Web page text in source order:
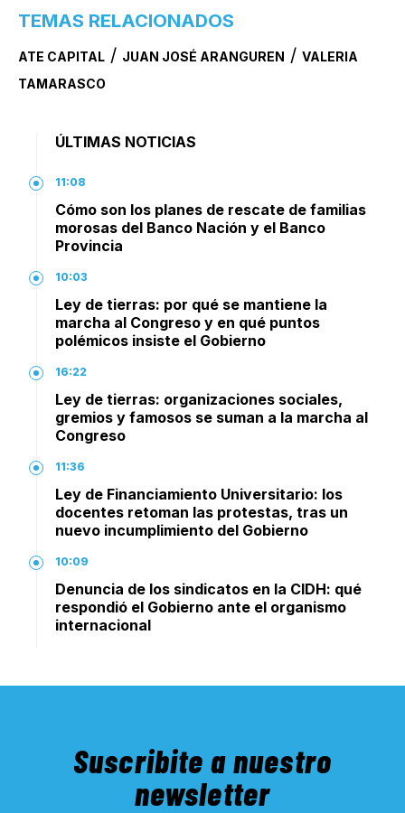
TEMAS RELACIONADOS
ATE CAPITAL / JUAN JOSÉ ARANGUREN / VALERIA
TAMARASCO
ÚLTIMAS NOTICIAS
11:08
Cómo son los planes de rescate de familias
morosas del Banco Nación y el Banco
Provincia
10:03
Ley de tierras: por qué se mantiene la
marcha al Congreso y en qué puntos
polémicos insiste el Gobierno
16:22
Ley de tierras: organizaciones sociales,
gremios y famosos se suman a la marcha al
Congreso
11:36
Ley de Financiamiento Universitario: los
docentes retoman las protestas, tras un
nuevo incumplimiento del Gobierno
10:09
Denuncia de los sindicatos en la CIDH: qué
respondió el Gobierno ante el organismo
internacional
Suscribite a nuestro
newsletter